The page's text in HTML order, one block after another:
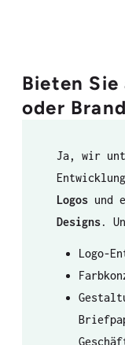
Bieten Sie
oder
Ja, wir
Logos und
Designs.
Logo-